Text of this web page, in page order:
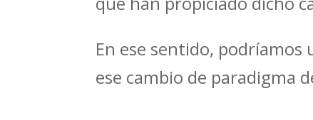
En ese sentido, podríamos
ese cambio de paradigma